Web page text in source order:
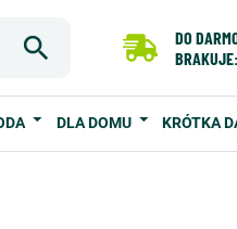
DO
BRAKUJE:
DLA DOMU KRÓTKA